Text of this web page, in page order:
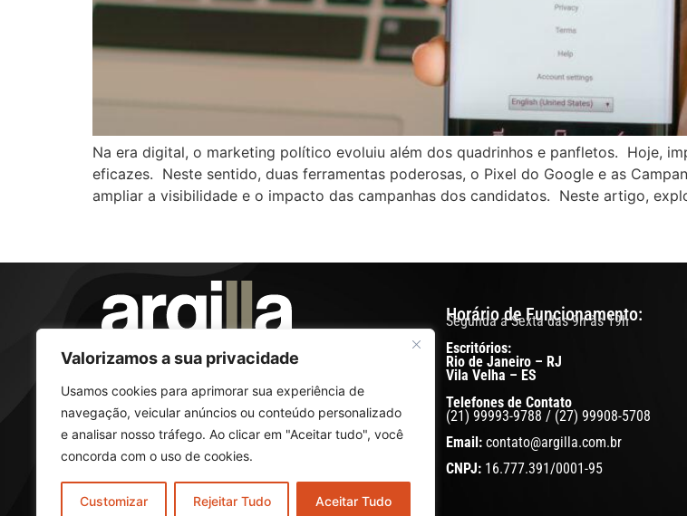
Valorizamos a sua privacidade
Usamos cookies para aprimorar sua experiência de
navegação, veicular anúncios ou conteúdo personalizado
e analisar nosso tráfego. Ao clicar em "Aceitar tudo", você
concorda com o uso de cookies.
Customizar Rejeitar Tudo Aceitar Tudo
Na era digital, o marketing político evoluiu além dos quadrinhos e panfletos. Hoje,
eficazes. Neste sentido, duas ferramentas poderosas, o Pixel do Google e as
ampliar a visibilidade e o impacto das campanhas dos candidatos. Neste artigo,
Transformando sua presença online em resultados tangíveis.
Especializados em SEO e criação de websites, oferecemos
soluções personalizadas para impulsionar o sucesso do seu
negócio. Alcance o topo dos resultados de busca e conquiste
o seu público-alvo.
Horário de Funcionamento:
Segunda a Sexta das 9h às 19h
Escritórios:
Rio de Janeiro – RJ
Vila Velha – ES
Telefones de Contato
(21) 99993-9788 / (27) 99908-5708
Email:contato@argilla.com.br
CNPJ:16.777.391/0001-95